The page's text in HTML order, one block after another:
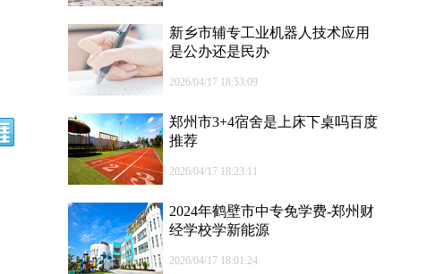
新乡市辅专工业机器人技术应用
是公办还是民办
2026/04/17 18:53:09
郑州市3+4宿舍是上床下桌吗百度
推荐
2026/04/17 18:23:11
2024年鹤壁市中专免学费-郑州财
经学校学新能源
2026/04/17 18:01:24